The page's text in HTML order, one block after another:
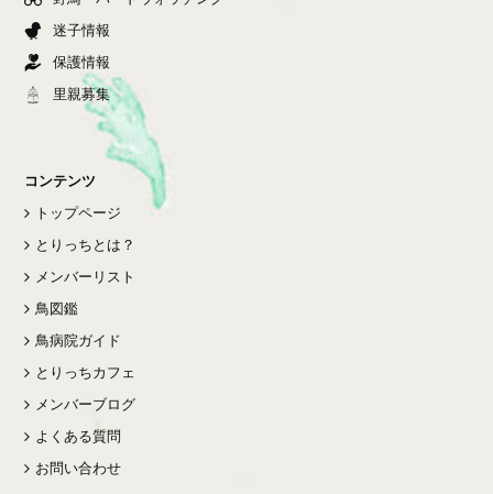
迷子情報
保護情報
里親募集
コンテンツ
トップページ
とりっちとは？
メンバーリスト
鳥図鑑
鳥病院ガイド
とりっちカフェ
メンバーブログ
よくある質問
お問い合わせ